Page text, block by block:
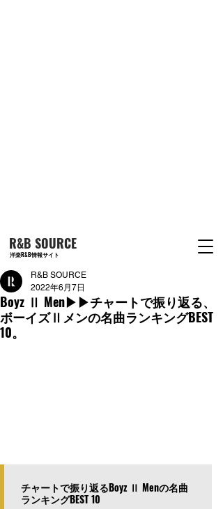
R&B SOURCE
洋楽R&B情報サイト
Boyz Ⅱ Men▶︎▶︎チャートで振り返る、
ボーイズⅡメンの名曲ランキングBEST
10。
R&B SOURCE
2022年6月7日
チャートで振り返るBoyz Ⅱ Menの名曲
ランキングBEST 10